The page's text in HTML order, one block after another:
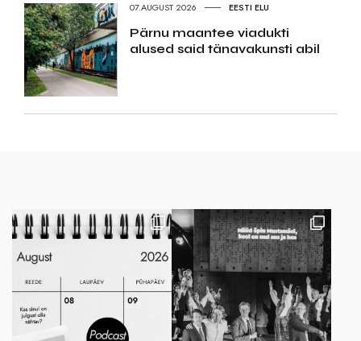
07.AUGUST 2026 EESTI ELU
Pärnu maantee viadukti
alused said tänavakunsti abil